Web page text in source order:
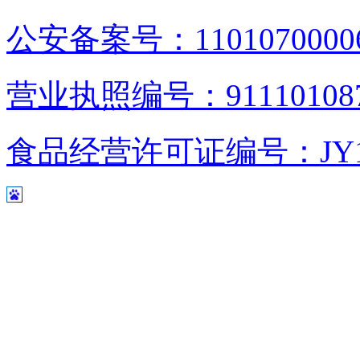
公安备案号：
营业执照编号：
食品经营许可证编号：